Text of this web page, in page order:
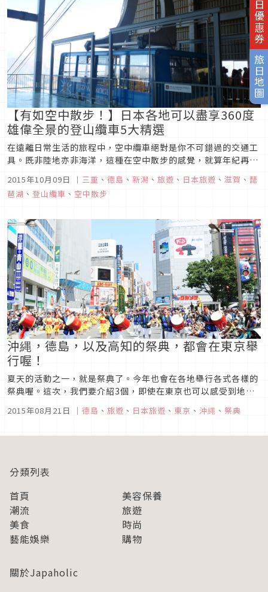
旅日優惠券
旅日地圖
【有如空中散步！】日本各地可以盡享360度
雄偉全景的登山纜車5大精選
在遠離日常生活的旅程中，空中纜車絕對是你不可錯過的交通工
具。既非陸地亦非海洋，這種在空中散步的感覺，就算年紀再大
賞日本四季絕佳美景的新選擇！御在所空中纜車（三重）來源：
Kazu2011御在所岳位於三重縣的鈴鹿國定公園內，海拔1,212
2015年10月09日 ｜ 三重 、 德島 、 新潟 、 旅遊 、 日本旅遊 、 滋賀 、 琵
琶湖 、 登山纜車 、 空中散步
沖縄，德島，以及高知的祭典，都會在東京舉
行喔！
夏天的活動之一，就是祭典了。今年也會在各地舉行各式各樣的
祭典喔。這次，我們要介紹3個，即使在東京也可以感受到地方
了！■沖縄搬到了新宿！ 「新宿Eisa祭 2015」自從2002年第
2015年08月21日 ｜ 德島 、 旅遊 、 日本旅遊 、 東京 、 沖縄 、 祭典
分類列表
首頁
美容保養
潮流
旅遊
美食
時尚
藝能娛樂
購物
關於Japaholic